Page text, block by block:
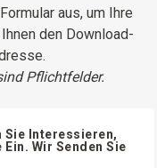
aus, um Ihre
den Download-
Pflichtfelder.
Sie Interessieren,
Wir Senden Sie